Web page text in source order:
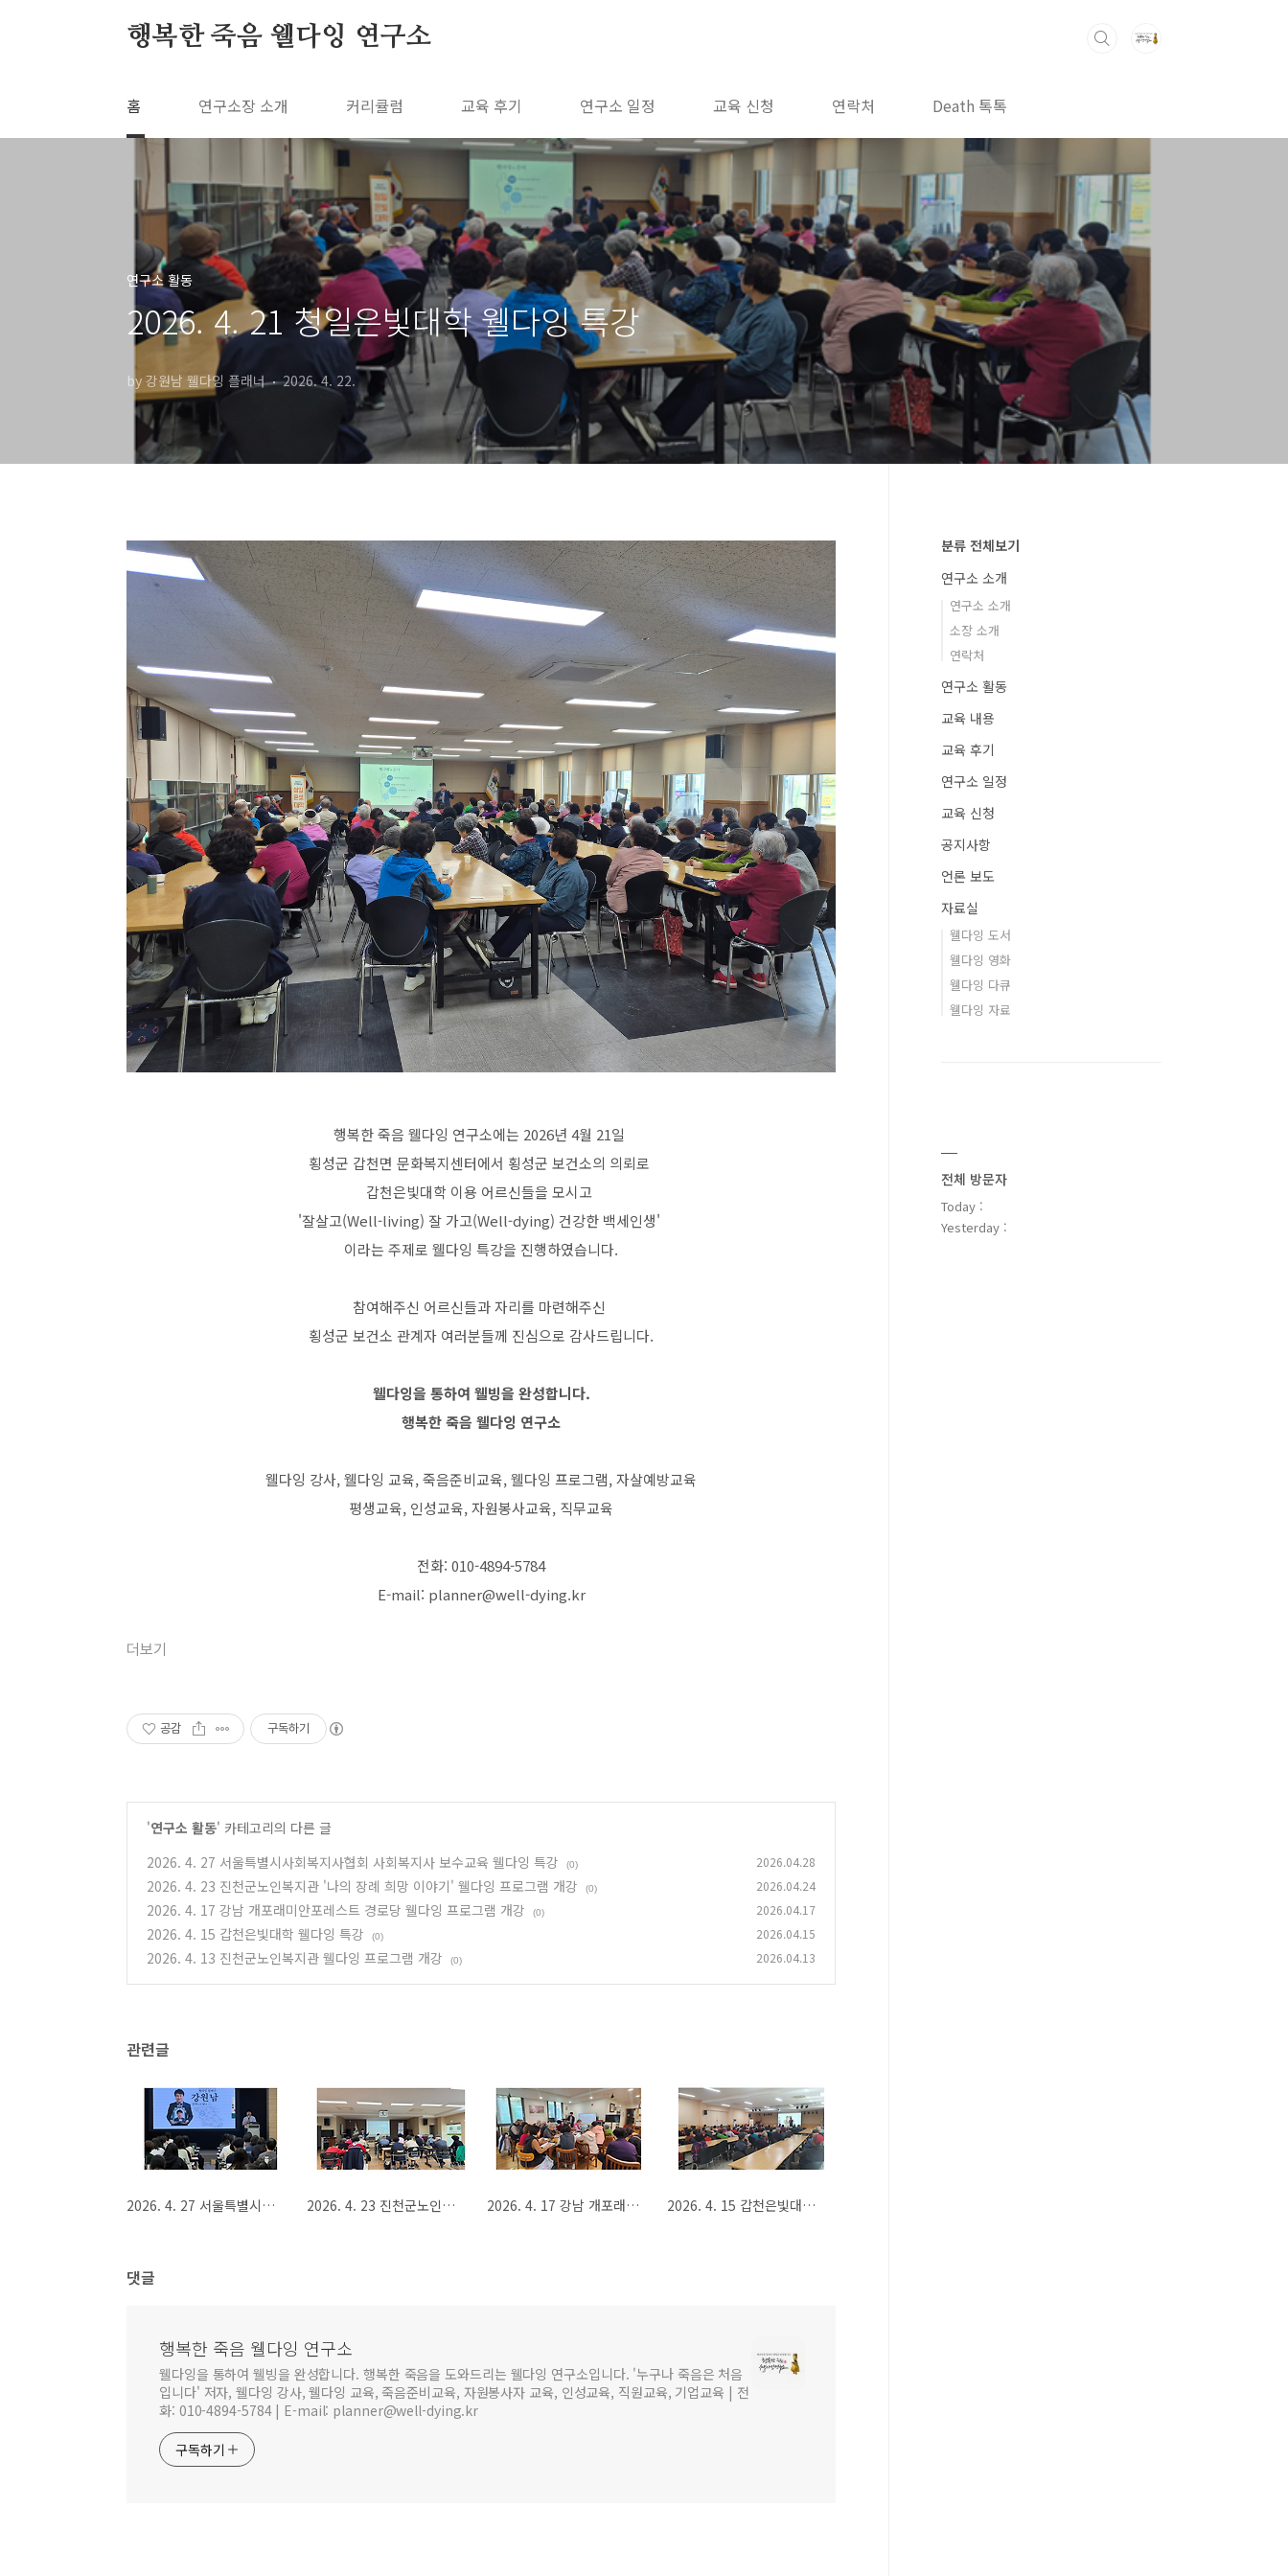
행복한 죽음 웰다잉 연구소
홈 연구소장 소개 커리큘럼 교육 후기 연구소 일정 교육 신청 연락처 Death 톡톡
연구소 활동
2026. 4. 21 청일은빛대학 웰다잉 특강
by 강원남 웰다잉 플래너 2026. 4. 22.
행복한 죽음 웰다잉 연구소에는 2026년 4월 21일
횡성군 갑천면 문화복지센터에서 횡성군 보건소의 의뢰로
갑천은빛대학 이용 어르신들을 모시고
'잘살고(Well-living) 잘 가고(Well-dying) 건강한 백세인생'
이라는 주제로 웰다잉 특강을 진행하였습니다.
참여해주신 어르신들과 자리를 마련해주신
횡성군 보건소 관계자 여러분들께 진심으로 감사드립니다.
웰다잉을 통하여 웰빙을 완성합니다.
행복한 죽음 웰다잉 연구소
웰다잉 강사, 웰다잉 교육, 죽음준비교육, 웰다잉 프로그램, 자살예방교육
평생교육, 인성교육, 자원봉사교육, 직무교육
전화: 010-4894-5784
E-mail: planner@well-dying.kr
더보기
공감 구독하기
'연구소 활동' 카테고리의 다른 글
2026. 4. 27 서울특별시사회복지사협회 사회복지사 보수교육 웰다잉 특강
(0) 2026.04.28
2026. 4. 23 진천군노인복지관 '나의 장례 희망 이야기' 웰다잉 프로그램 개강 (0) 2026.04.24
2026. 4. 17 강남 개포래미안포레스트 경로당 웰다잉 프로그램 개강 (0) 2026.04.17
2026. 4. 15 갑천은빛대학 웰다잉 특강 (0) 2026.04.15
2026. 4. 13 진천군노인복지관 웰다잉 프로그램 개강 (0) 2026.04.13
관련글
2026. 4. 27 서울특별시사회복지사협회 사회복지사 보수교육 웰다잉 특강 2026. 4. 23 진천군노인복지관 '나의 장례 희망 이야기' 웰다잉 프로그램 개강 2026. 4. 17 강남 개포래미안포레스트 경로당 웰다잉 프로그램 개강 2026. 4. 15 갑천은빛대학 웰다잉 특강
댓글
행복한 죽음 웰다잉 연구소
웰다잉을 통하여 웰빙을 완성합니다. 행복한 죽음을 도와드리는 웰다잉 연구소입니다. '누구나 죽음은 처음
입니다' 저자, 웰다잉 강사, 웰다잉 교육, 죽음준비교육, 자원봉사자 교육, 인성교육, 직원교육, 기업교육 | 전
화: 010-4894-5784 | E-mail: planner@well-dying.kr
구독하기
분류 전체보기
연구소 소개
연구소 소개
소장 소개
연락처
연구소 활동
교육 내용
교육 후기
연구소 일정
교육 신청
공지사항
언론 보도
자료실
웰다잉 도서
웰다잉 영화
웰다잉 다큐
웰다잉 자료
전체 방문자
Today :
Yesterday :